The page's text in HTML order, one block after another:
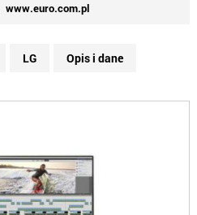
www.euro.com.pl
LG
Opis i dane